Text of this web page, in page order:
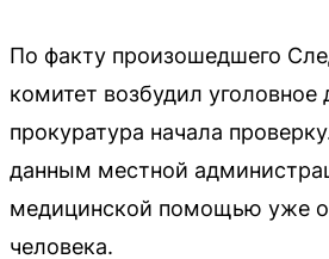
По факту произошедшего
комитет возбудил уголовное
прокуратура начала
данным местной
медицинской помощью уже
человека.